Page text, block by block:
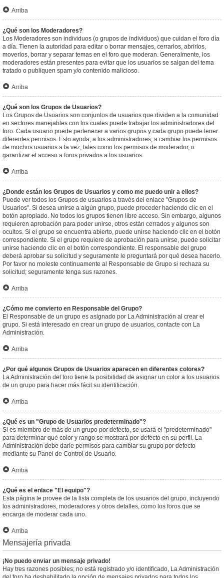
Arriba
¿Qué son los Moderadores?
Los Moderadores son individuos (o grupos de individuos) que cuidan el foro día
a día. Tienen la autoridad para editar o borrar mensajes, cerrarlos, abrirlos,
moverlos, borrar y separar temas en el foro que moderan. Generalmente, los
moderadores están presentes para evitar que los usuarios se salgan del tema
tratado o publiquen spam y/o contenido malicioso.
Arriba
¿Qué son los Grupos de Usuarios?
Los Grupos de Usuarios son conjuntos de usuarios que dividen a la comunidad
en sectores manejables con los cuales puede trabajar los administradores del
foro. Cada usuario puede pertenecer a varios grupos y cada grupo puede tener
diferentes permisos. Esto ayuda, a los administradores, a cambiar los permisos
de muchos usuarios a la vez, tales como los permisos de moderador, o
garantizar el acceso a foros privados a los usuarios.
Arriba
¿Donde están los Grupos de Usuarios y como me puedo unir a ellos?
Puede ver todos los Grupos de usuarios a través del enlace "Grupos de
Usuarios". Si desea unirse a algún grupo, puede proceder haciendo clic en el
botón apropiado. No todos los grupos tienen libre acceso. Sin embargo, algunos
requieren aprobación para poder unirse, otros están cerrados y algunos son
ocultos. Si el grupo se encuentra abierto, puede unirse haciendo clic en el botón
correspondiente. Si el grupo requiere de aprobación para unirse, puede solicitar
unirse haciendo clic en el botón correspondiente. El responsable del grupo
deberá aprobar su solicitud y seguramente le preguntará por qué desea hacerlo.
Por favor no moleste continuamente al Responsable de Grupo si rechaza su
solicitud; seguramente tenga sus razones.
Arriba
¿Cómo me convierto en Responsable del Grupo?
El Responsable de un grupo es asignado por La Administración al crear el
grupo. Si está interesado en crear un grupo de usuarios, contacte con La
Administración.
Arriba
¿Por qué algunos Grupos de Usuarios aparecen en diferentes colores?
La Administración del foro tiene la posibilidad de asignar un color a los usuarios
de un grupo para hacer más fácil su identificación.
Arriba
¿Qué es un "Grupo de Usuarios predeterminado"?
Si es miembro de más de un grupo por defecto, se usará el "predeterminado"
para determinar qué color y rango se mostrará por defecto en su perfil. La
Administración debe darle permisos para cambiar su grupo por defecto
mediante su Panel de Control de Usuario.
Arriba
¿Qué es el enlace "El equipo"?
Esta página le provee de la lista completa de los usuarios del grupo, incluyendo
los administradores, moderadores y otros detalles, como los foros que se
encarga de moderar cada uno.
Arriba
Mensajería privada
¡No puedo enviar un mensaje privado!
Hay tres razones posibles; no está registrado y/o identificado, La Administración